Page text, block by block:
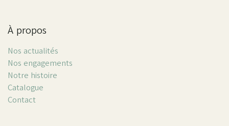
À propos
Nos actualités
Nos engagements
Notre histoire
Catalogue
Contact